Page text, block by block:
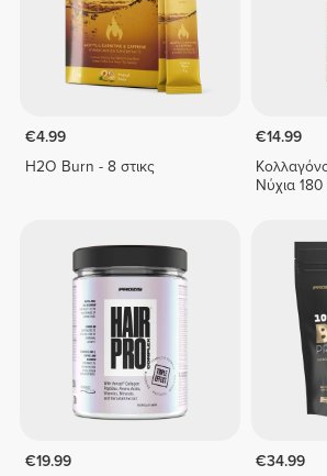
€4.99
H2O Burn - 8 στικς
€14.99
Νύχια
€19.99 €34.99